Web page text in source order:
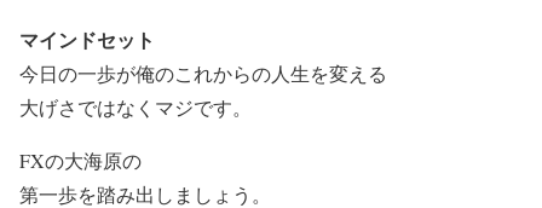
マインドセット
今日の一歩が俺のこれからの人生を変える
大げさではなくマジです。
FXの大海原の
第一歩を踏み出しましょう。